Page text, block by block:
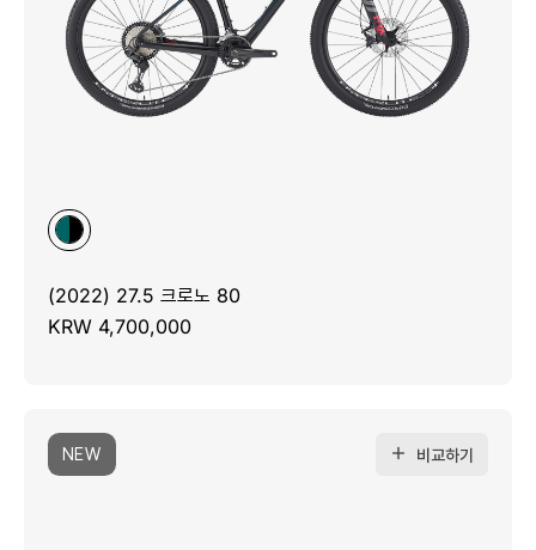
(2022) 27.5 크로노 80
KRW 4,700,000
NEW 비교하기